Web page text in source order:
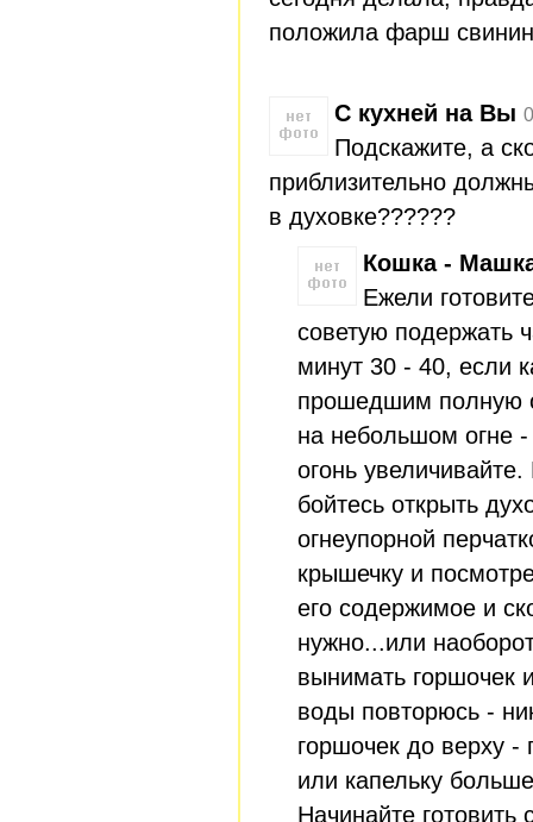
положила фарш
С кухней на Вы
Подскажите, а
приблизительно
в духовке??????
Кошка -
Ежели
советую подержать
минут 30 - 40, если
прошедшим полную
на небольшом огне -
огонь
бойтесь открыть
огнеупорной
крышечку и
его содержимое и
нужно...или
вынимать горшочек
воды повторюсь -
горшочек до верху -
или капельку
Начинайте готовить